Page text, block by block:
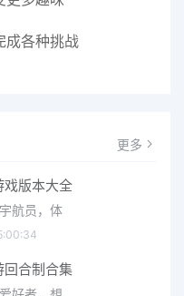
成各种挑战
更多
戏版本大全
航员，体
回合制合集